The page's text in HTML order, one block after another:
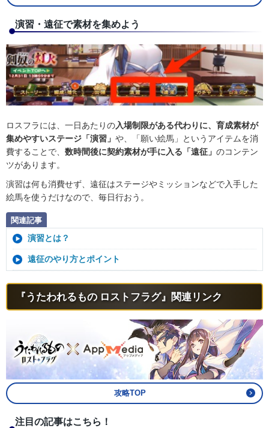
演習・遠征で素材を集めよう
ロスフラには、一日あたりの入場制限がある代わりに、育成素材が
集めやすいステージ「演習」 や、「願い絵馬」というアイテムを消
費することで、 数時間後に契約素材が手に入る「遠征」 のコンテン
ツがあります。
演習は何も消費せず、遠征はステージやミッションなどで入手した
絵馬を使うだけなので、毎日行おう。
関連記事
演習とは？
遠征のやり方とポイント
『うたわれるもの ロストフラグ』関連リンク
攻略TOP
注目の記事はこちら！